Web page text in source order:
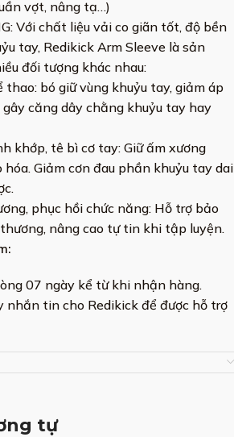
vợt, nâng tạ…)
Với chất liệu vải co giãn tốt, độ bền
tay, Redikick Arm Sleeve là sản
đối tượng khác nhau:
bó giữ vùng khuỷu tay, giảm áp
căng dây chằng khuỷu tay hay
khớp, tê bì cơ tay: Giữ ấm xương
hóa. Giảm cơn đau phần khuỷu tay dai
phục hồi chức năng: Hỗ trợ bảo
nâng cao tự tin khi tập luyện.
07 ngày kể từ khi nhận hàng.
nhắn tin cho Redikick để được hỗ trợ
tự